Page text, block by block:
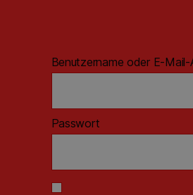
Benutzername oder E-Mail-
Passwort